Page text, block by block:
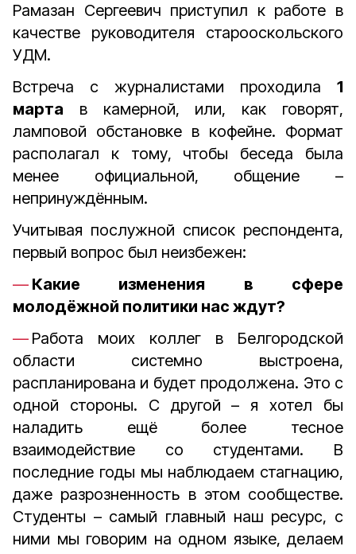
Рамазан Сергеевич приступил к работе в
качестве руководителя старооскольского
УДМ.
Встреча с журналистами проходила 1
марта в камерной, или, как говорят,
ламповой обстановке в кофейне. Формат
располагал к тому, чтобы беседа была
менее официальной, общение –
непринуждённым.
Учитывая послужной список респондента,
первый вопрос был неизбежен:
Какие изменения в сфере
молодёжной политики нас ждут?
Работа моих коллег в Белгородской
области системно выстроена,
распланирована и будет продолжена. Это с
одной стороны. С другой – я хотел бы
наладить ещё более тесное
взаимодействие со студентами. В
последние годы мы наблюдаем стагнацию,
даже разрозненность в этом сообществе.
Студенты – самый главный наш ресурс, с
ними мы говорим на одном языке, делаем